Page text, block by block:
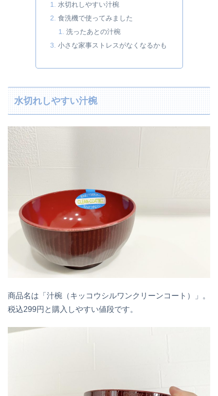
水切れしやすい汁椀
食洗機で使ってみました
洗ったあとの汁椀
小さな家事ストレスがなくなるかも
水切れしやすい汁椀
商品名は「汁椀（キッコウシルワンクリーンコート）」。
税込299円と購入しやすい値段です。